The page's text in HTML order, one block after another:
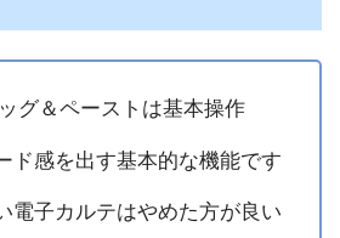
グ＆ペーストは基本操作
ド感を出す基本的な機能です
電子カルテはやめた方が良い